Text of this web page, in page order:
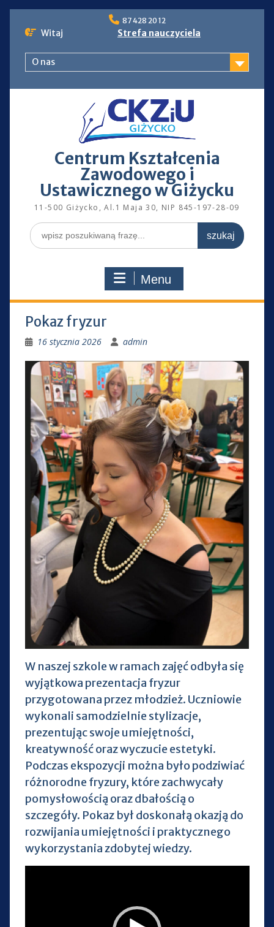
to
87 428 20 12
Witaj Strefa nauczyciela
O nas
Centrum Kształcenia
Zawodowego i
Ustawicznego w Giżycku
11-500 Giżycko, Al.1 Maja 30, NIP 845-197-28-09
Search
for:
Menu
Pokaz fryzur
16 stycznia 2026 admin
W naszej szkole w ramach zajęć odbyła się
wyjątkowa prezentacja fryzur
przygotowana przez młodzież. Uczniowie
wykonali samodzielnie stylizacje,
prezentując swoje umiejętności,
kreatywność oraz wyczucie estetyki.
Podczas ekspozycji można było podziwiać
różnorodne fryzury, które zachwycały
pomysłowością oraz dbałością o
szczegóły. Pokaz był doskonałą okazją do
rozwijania umiejętności i praktycznego
wykorzystania zdobytej wiedzy.